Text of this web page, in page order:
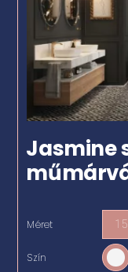
Jasmine
Méret
Szín